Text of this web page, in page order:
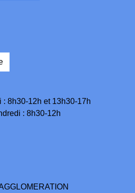
: 8h30-12h et 13h30-17h
: 8h30-12h